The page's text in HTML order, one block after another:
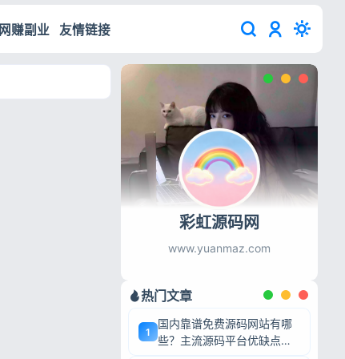
网赚副业 友情链接
彩虹源码网
www.yuanmaz.com
热门文章
1
国内靠谱免费源码网站有哪
些？主流源码平台优缺点深